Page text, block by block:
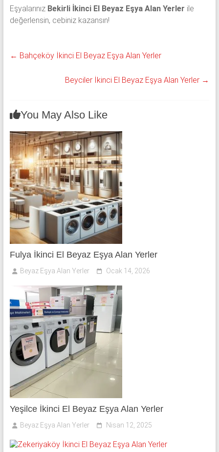
Eşyalarınız Bekirli İkinci El Beyaz Eşya Alan Yerler ile
değerlensin, cebiniz kazansın!
← Bahçeköy İkinci El Beyaz Eşya Alan Yerler
Beyciler İkinci El Beyaz Eşya Alan Yerler →
You May Also Like
Fulya İkinci El Beyaz Eşya Alan Yerler
Beyaz Eşya Alan Yerler Ocak 14, 2026
Yeşilce İkinci El Beyaz Eşya Alan Yerler
Beyaz Eşya Alan Yerler Nisan 12, 2025